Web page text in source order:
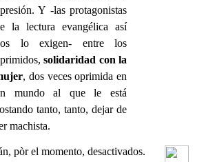
Y -las protagonistas
la lectura evangélica así
lo exigen- entre los
solidaridad con la
, dos veces oprimida en
mundo al que le está
tanto, tanto, dejar de
machista.
pòr el momento, desactivados.